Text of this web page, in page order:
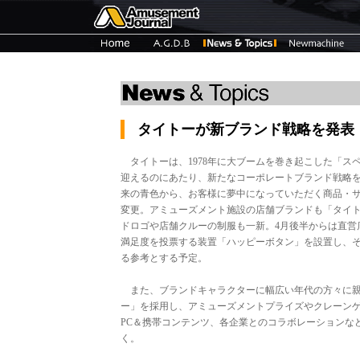
タイトーが新ブランド戦略を発表
タイトーは、1978年に大ブームを巻き起こした「ス
迎えるのにあたり、新たなコーポレートブランド戦略
来の青色から、お客様に夢中になっていただく商品・
変更。アミューズメント施設の店舗ブランドも「タイ
ドロゴや店舗クルーの制服も一新。4月後半からは直
満足度を投票する装置「ハッピーボタン」を設置し、
る参考とする予定。
また、ブランドキャラクターに幅広い年代の方々に
ー」を採用し、アミューズメントプライズやクレーン
PC＆携帯コンテンツ、各企業とのコラボレーション
く。